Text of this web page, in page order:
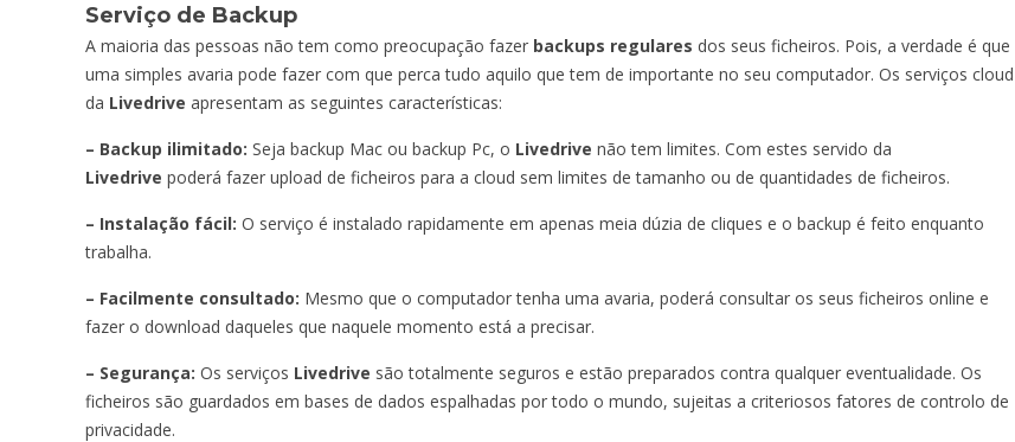
Serviço de Backup
A maioria das pessoas não tem como preocupação fazer backups regulares dos seus ficheiros. Pois, a verdade é que
uma simples avaria pode fazer com que perca tudo aquilo que tem de importante no seu computador. Os serviços cloud
da Livedrive apresentam as seguintes características:
– Backup ilimitado: Seja backup Mac ou backup Pc, o Livedrive não tem limites. Com estes servido da
Livedrive poderá fazer upload de ficheiros para a cloud sem limites de tamanho ou de quantidades de ficheiros.
– Instalação fácil: O serviço é instalado rapidamente em apenas meia dúzia de cliques e o backup é feito enquanto
trabalha.
– Facilmente consultado: Mesmo que o computador tenha uma avaria, poderá consultar os seus ficheiros online e
fazer o download daqueles que naquele momento está a precisar.
– Segurança: Os serviços Livedrive são totalmente seguros e estão preparados contra qualquer eventualidade. Os
ficheiros são guardados em bases de dados espalhadas por todo o mundo, sujeitas a criteriosos fatores de controlo de
privacidade.